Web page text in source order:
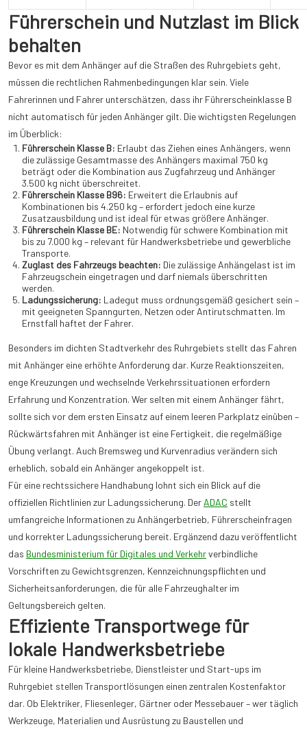
Führerschein und Nutzlast im Blick
behalten
Bevor es mit dem Anhänger auf die Straßen des Ruhrgebiets geht,
müssen die rechtlichen Rahmenbedingungen klar sein. Viele
Fahrerinnen und Fahrer unterschätzen, dass ihr Führerscheinklasse B
nicht automatisch für jeden Anhänger gilt. Die wichtigsten Regelungen
im Überblick:
Führerschein Klasse B: Erlaubt das Ziehen eines Anhängers, wenn
die zulässige Gesamtmasse des Anhängers maximal 750 kg
beträgt oder die Kombination aus Zugfahrzeug und Anhänger
3.500 kg nicht überschreitet.
Führerschein Klasse B96: Erweitert die Erlaubnis auf
Kombinationen bis 4.250 kg – erfordert jedoch eine kurze
Zusatzausbildung und ist ideal für etwas größere Anhänger.
Führerschein Klasse BE: Notwendig für schwere Kombination mit
bis zu 7.000 kg – relevant für Handwerksbetriebe und gewerbliche
Transporte.
Zuglast des Fahrzeugs beachten: Die zulässige Anhängelast ist im
Fahrzeugschein eingetragen und darf niemals überschritten
werden.
Ladungssicherung: Ladegut muss ordnungsgemäß gesichert sein –
mit geeigneten Spanngurten, Netzen oder Antirutschmatten. Im
Ernstfall haftet der Fahrer.
Besonders im dichten Stadtverkehr des Ruhrgebiets stellt das Fahren
mit Anhänger eine erhöhte Anforderung dar. Kurze Reaktionszeiten,
enge Kreuzungen und wechselnde Verkehrssituationen erfordern
Erfahrung und Konzentration. Wer selten mit einem Anhänger fährt,
sollte sich vor dem ersten Einsatz auf einem leeren Parkplatz einüben –
Rückwärtsfahren mit Anhänger ist eine Fertigkeit, die regelmäßige
Übung verlangt. Auch Bremsweg und Kurvenradius verändern sich
erheblich, sobald ein Anhänger angekoppelt ist.
Für eine rechtssichere Handhabung lohnt sich ein Blick auf die
offiziellen Richtlinien zur Ladungssicherung. Der ADAC stellt
umfangreiche Informationen zu Anhängerbetrieb, Führerscheinfragen
und korrekter Ladungssicherung bereit. Ergänzend dazu veröffentlicht
das Bundesministerium für Digitales und Verkehrverbindliche
Vorschriften zu Gewichtsgrenzen, Kennzeichnungspflichten und
Sicherheitsanforderungen, die für alle Fahrzeughalter im
Geltungsbereich gelten.
Effiziente Transportwege für
lokale Handwerksbetriebe
Für kleine Handwerksbetriebe, Dienstleister und Start-ups im
Ruhrgebiet stellen Transportlösungen einen zentralen Kostenfaktor
dar. Ob Elektriker, Fliesenleger, Gärtner oder Messebauer – wer täglich
Werkzeuge, Materialien und Ausrüstung zu Baustellen und